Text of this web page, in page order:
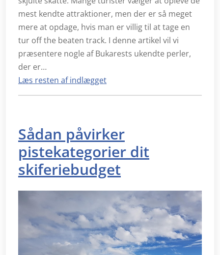
mest kendte attraktioner, men der er så meget
mere at opdage, hvis man er villig til at tage en
tur off the beaten track. I denne artikel vil vi
præsentere nogle af Bukarests ukendte perler,
der er…
Læs resten af indlægget
Sådan påvirker
pistekategorier dit
skiferiebudget